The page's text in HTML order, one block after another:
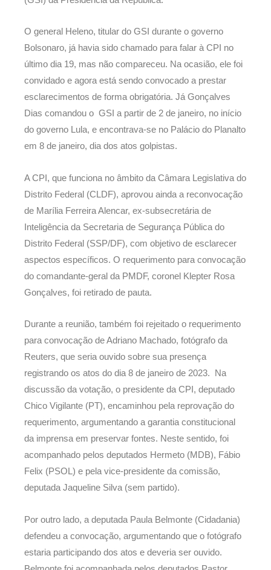
O general Heleno, titular do GSI durante o governo
Bolsonaro, já havia sido chamado para falar à CPI no
último dia 19, mas não compareceu. Na ocasião, ele foi
convidado e agora está sendo convocado a prestar
esclarecimentos de forma obrigatória. Já Gonçalves
Dias comandou o GSI a partir de 2 de janeiro, no início
do governo Lula, e encontrava-se no Palácio do Planalto
em 8 de janeiro, dia dos atos golpistas.
A CPI, que funciona no âmbito da Câmara Legislativa do
Distrito Federal (CLDF), aprovou ainda a reconvocação
de Marília Ferreira Alencar, ex-subsecretária de
Inteligência da Secretaria de Segurança Pública do
Distrito Federal (SSP/DF), com objetivo de esclarecer
aspectos específicos. O requerimento para convocação
do comandante-geral da PMDF, coronel Klepter Rosa
Gonçalves, foi retirado de pauta.
Durante a reunião, também foi rejeitado o requerimento
para convocação de Adriano Machado, fotógrafo da
Reuters, que seria ouvido sobre sua presença
registrando os atos do dia 8 de janeiro de 2023. Na
discussão da votação, o presidente da CPI, deputado
Chico Vigilante (PT), encaminhou pela reprovação do
requerimento, argumentando a garantia constitucional
da imprensa em preservar fontes. Neste sentido, foi
acompanhado pelos deputados Hermeto (MDB), Fábio
Felix (PSOL) e pela vice-presidente da comissão,
deputada Jaqueline Silva (sem partido).
Por outro lado, a deputada Paula Belmonte (Cidadania)
defendeu a convocação, argumentando que o fotógrafo
estaria participando dos atos e deveria ser ouvido.